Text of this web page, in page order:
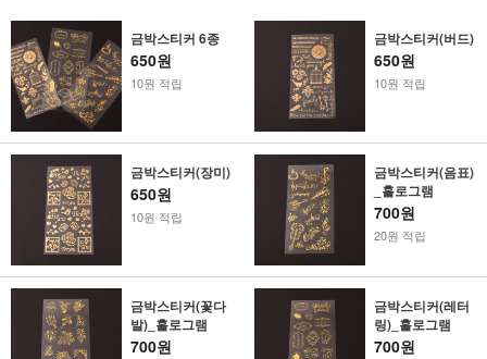
금박스티커 6종
650원
10원 적립
금박스티커(버드)
650원
10원 적립
금박스티커(장미)
650원
10원 적립
금박스티커(음표)
_홀로그램
700원
20원 적립
금박스티커(꽃다
발)_홀로그램
700원
금박스티커(레터
링)_홀로그램
700원